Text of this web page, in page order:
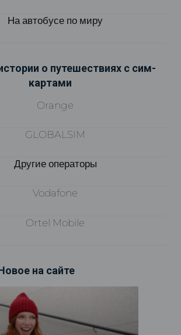
На автобусе по миру
о путешествиях с сим-
картами
Orange
GLOBALSIM
Другие операторы
Vodafone
Ortel Mobile
на сайте